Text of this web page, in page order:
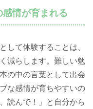
情が育まれる
して体験することは、
減らします。難しい勉
の中の言葉として出会
な感情が育ちやすいの
読んで！」と自分から